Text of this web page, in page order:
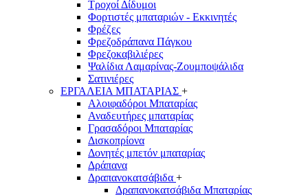
Τροχοί Δίδυμοι
Φορτιστές μπαταριών - Εκκινητές
Φρέζες
Φρεζοδράπανα Πάγκου
Φρεζοκαβιλιέρες
Ψαλίδια Λαμαρίνας-Ζουμποψάλιδα
Σατινιέρες
ΕΡΓΑΛΕΙΑ ΜΠΑΤΑΡΙΑΣ +
Αλοιφαδόροι Μπαταρίας
Αναδευτήρες μπαταρίας
Γρασαδόροι Μπαταρίας
Δισκοπρίονα
Δονητές μπετόν μπαταρίας
Δράπανα
Δραπανοκατσάβιδα +
Δραπανοκατσάβιδα Μπαταρίας